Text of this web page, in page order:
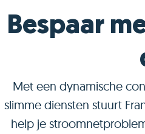
Bespaar
Met een dynamische
slimme diensten stuurt
help je